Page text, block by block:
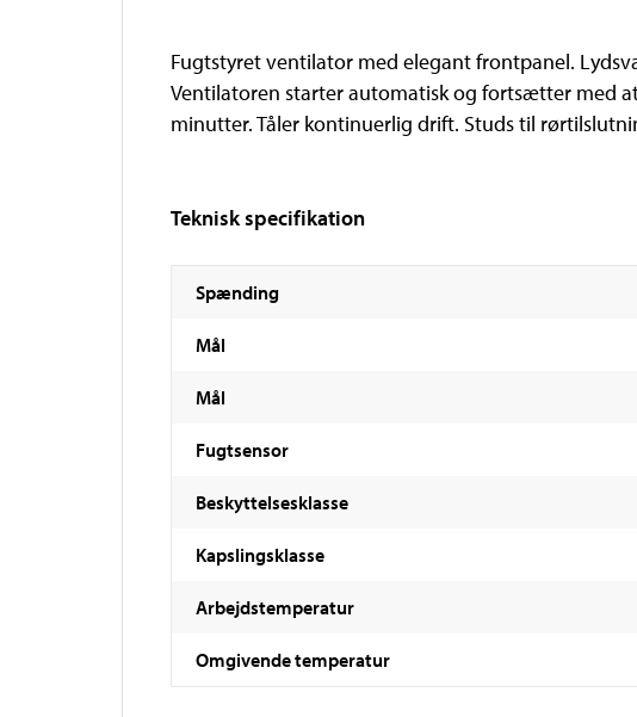
Fugtstyret ventilator med elegant frontpanel.
Ventilatoren starter automatisk og fortsætter med
minutter. Tåler kontinuerlig drift. Studs til
Teknisk specifikation
Spænding
Mål
Mål
Fugtsensor
Beskyttelsesklasse
Kapslingsklasse
Arbejdstemperatur
Omgivende temperatur